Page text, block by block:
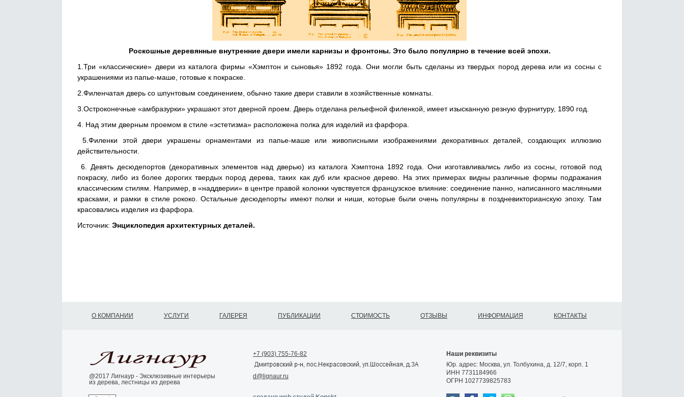
Роскошные деревянные внутренние двери имели карнизы и фронтоны. Это было популярно в течение всей эпохи.
1.Три «классические» двери из каталога фирмы «Хэмптон и сыновья» 1892 года. Они могли быть сделаны из твердых пород дерева или из сосны с
украшениями из папье-маше, готовые к покраске.
2.Филенчатая дверь со шпунтовым соединением, обычно такие двери ставили в хозяйственные комнаты.
3.Остроконечные «амбразурки» украшают этот дверной проем. Дверь отделана рельефной филенкой, имеет изысканную резную фурнитуру, 1890 год.
4. Над этим дверным проемом в стиле «эстетизма» расположена полка для изделий из фарфора.
5.Филенки этой двери украшены орнаментами из папье-маше или живописными изображениями декоративных деталей, создающих иллюзию
действительности.
6. Девять десюдепортов (декоративных элементов над дверью) из каталога Хэмптона 1892 года. Они изготавливались либо из сосны, готовой под
покраску, либо из более дорогих твердых пород дерева, таких как дуб или красное дерево. На этих примерах видны различные формы подражания
классическим стилям. Например, в «наддверии» в центре правой колонки чувствуется французское влияние: соединение панно, написанного масляными
красками, и рамки в стиле рококо. Остальные десюдепорты имеют полки и ниши, которые были очень популярны в поздневикторианскую эпоху. Там
красовались изделия из фарфора.
Источник: Энциклопедия архитектурных деталей.
О КОМПАНИИ УСЛУГИ ГАЛЕРЕЯ ПУБЛИКАЦИИ СТОИМОСТЬ ОТЗЫВЫ ИНФОРМАЦИЯ КОНТАКТЫ
@2017 Лигнаур - Эксклюзивные интерьеры
из дерева, лестницы из дерева
+7 (903) 755-76-82
d@lignaur.ru
Наши реквизиты
Юр. адрес: Москва, ул. Толбухина, д. 12/7, корп. 1
ИНН 7731184966
ОГРН 1027739825783